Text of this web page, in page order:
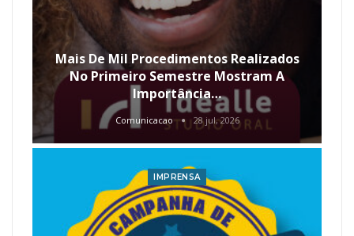
Mais De Mil Procedimentos Realizados
No Primeiro Semestre Mostram A
Importância…
Comunicacao 28 jul, 2026
IMPRENSA